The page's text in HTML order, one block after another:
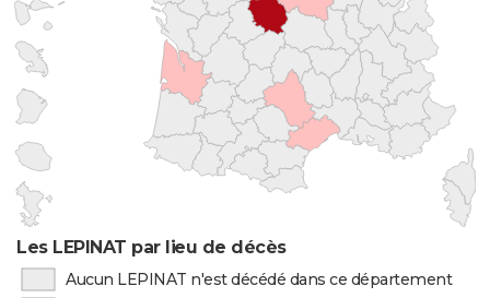
Les LEPINAT par lieu de décès
Aucun LEPINAT n'est décédé dans ce département